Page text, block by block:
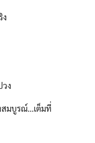
ง
ง
สมบูรณ์…เต็มที่